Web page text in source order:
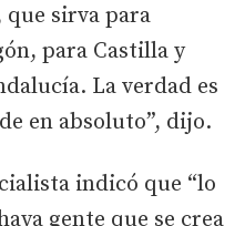
sirva para
para Castilla y
La verdad es
en absoluto”, dijo.
indicó que “lo
gente que se crea